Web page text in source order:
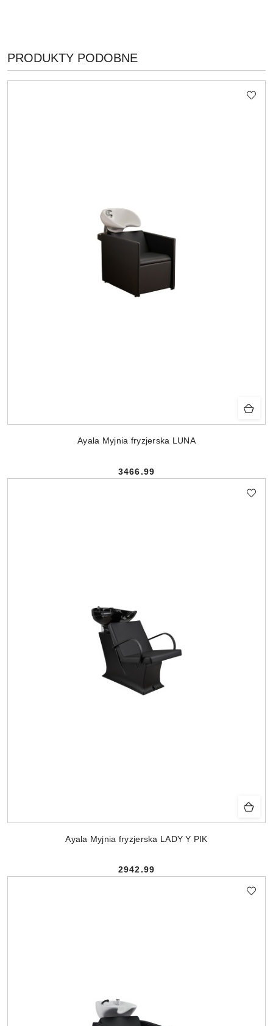
Pomiń karuzelę produktów
PRODUKTY
O
PRODUKTY PODOBNE
Ayala Myjnia fryzjerska LUNA
Cena:
3466.99
Ayala Myjnia fryzjerska LADY Y PIK
Cena:
2942.99